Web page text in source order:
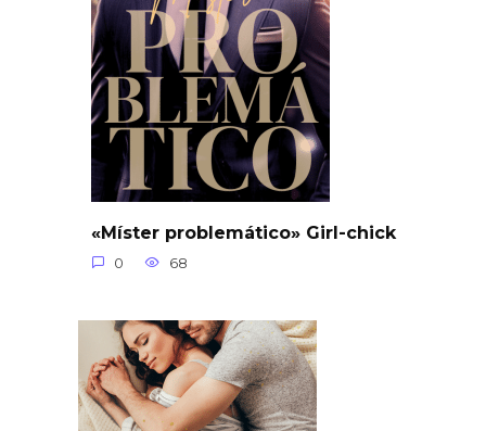
«Míster problemático» Girl-chick
0 68